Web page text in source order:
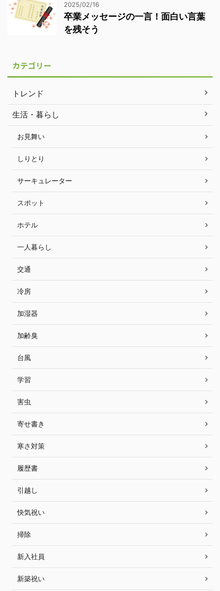
2025/02/16
卒業メッセージの一言！面白い言葉
を残そう
カテゴリー
トレンド
生活・暮らし
お見舞い
しりとり
サーキュレーター
スポット
ホテル
一人暮らし
交通
冷房
加湿器
加齢臭
台風
学習
害虫
寄せ書き
寒さ対策
履歴書
引越し
快気祝い
掃除
新入社員
新築祝い